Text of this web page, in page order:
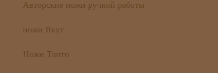
Авторские ножи ручной работы
ножи Якут
Ножи Танто